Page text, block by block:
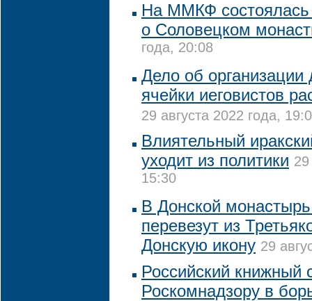
На ММКФ
о Соловецком
года, 20:08
Дело об организации
ячейки иеговистов
29 августа 2022 года,
Влиятельный
уходит из политики 29
15:30
В Донской
перевезут из
Донскую икону 29
Российский книжный
Роскомнадзору в